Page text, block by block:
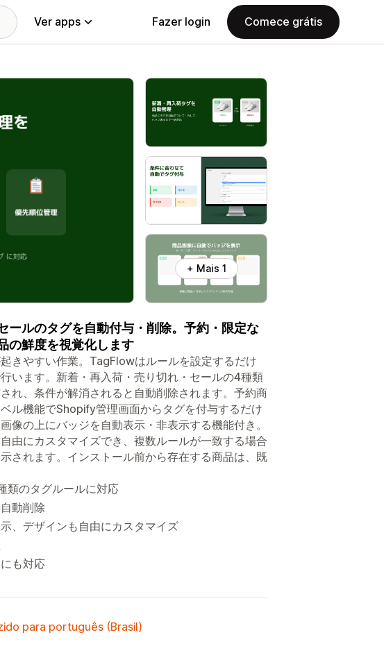
Ver apps Fazer login Comece grátis
+ Mais 1
ールのタグを自動付与・削除。予約・限定な
の鮮度を視覚化します
きやすい作業。TagFlowはルールを設定するだけ
います。新着・再入荷・売り切れ・セールの4種類
れ、条件が解消されると自動削除されます。予約商
ル機能でShopify管理画面からタグを付与するだけ
像の上にバッジを自動表示・非表示する機能付き。
由にカスタマイズでき、複数ルールが一致する場合
されます。インストール前から存在する商品は、既
類のタグルールに対応
動削除
、デザインも自由にカスタマイズ
も対応
para português (Brasil)